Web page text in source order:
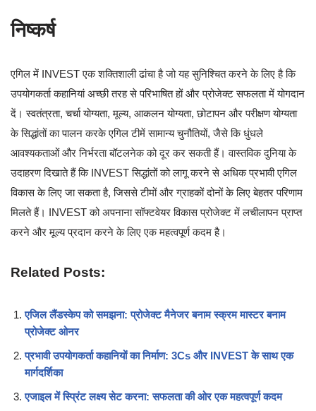
निष्कर्ष
एगिल में INVEST एक शक्तिशाली ढांचा है जो यह सुनिश्चित करने के लिए है कि
उपयोगकर्ता कहानियां अच्छी तरह से परिभाषित हों और प्रोजेक्ट सफलता में योगदान
दें। स्वतंत्रता, चर्चा योग्यता, मूल्य, आकलन योग्यता, छोटापन और परीक्षण योग्यता
के सिद्धांतों का पालन करके एगिल टीमें सामान्य चुनौतियों, जैसे कि धुंधले
आवश्यकताओं और निर्भरता बॉटलनेक को दूर कर सकती हैं। वास्तविक दुनिया के
उदाहरण दिखाते हैं कि INVEST सिद्धांतों को लागू करने से अधिक प्रभावी एगिल
विकास के लिए जा सकता है, जिससे टीमों और ग्राहकों दोनों के लिए बेहतर परिणाम
मिलते हैं। INVEST को अपनाना सॉफ्टवेयर विकास प्रोजेक्ट में लचीलापन प्राप्त
करने और मूल्य प्रदान करने के लिए एक महत्वपूर्ण कदम है।
Related Posts:
एजिल लैंडस्केप को समझना: प्रोजेक्ट मैनेजर बनाम स्क्रम मास्टर बनाम
प्रोजेक्ट ओनर
प्रभावी उपयोगकर्ता कहानियों का निर्माण: 3Cs और INVEST के साथ एक
मार्गदर्शिका
एजाइल में स्प्रिंट लक्ष्य सेट करना: सफलता की ओर एक महत्वपूर्ण कदम